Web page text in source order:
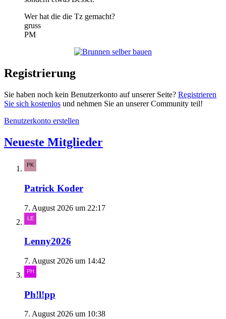
Wer hat die die Tz gemacht?
gruss
PM
Registrierung
Sie haben noch kein Benutzerkonto auf unserer Seite? Registrieren
Sie sich kostenlos und nehmen Sie an unserer Community teil!
Benutzerkonto erstellen
Neueste Mitglieder
Patrick Koder
7. August 2026 um 22:17
Lenny2026
7. August 2026 um 14:42
Ph!l!pp
7. August 2026 um 10:38